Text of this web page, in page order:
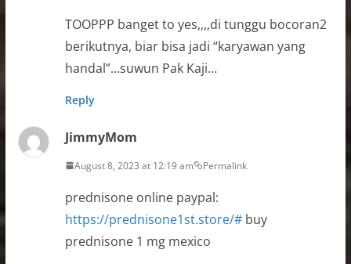
TOOPPP banget to yes,,,,di tunggu bocoran2
berikutnya, biar bisa jadi “karyawan yang
handal”…suwun Pak Kaji…
Reply
JimmyMom
August 8, 2023 at 12:19 am Permalink
prednisone online paypal:
https://prednisone1st.store/#buy
prednisone 1 mg mexico